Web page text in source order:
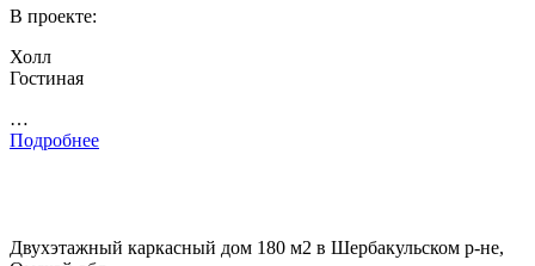
В проекте:
Холл
Гостиная
…
Подробнее
Двухэтажный каркасный дом 180 м2 в Шербакульском р-не,